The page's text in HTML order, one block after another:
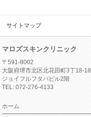
サイトマップ
マロズスキンクリニック
〒591-8002
大阪府堺市北区北花田町3丁18-18
ジョイフルフタバビル2階
TEL: 072-276-4133
ホーム